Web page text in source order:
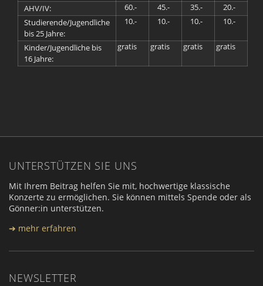
AHV/IV:
60.- 45.- 35.-
20.-
Studierende/Jugendliche
bis 25 Jahre:
10.- 10.- 10.- 10.-
Kinder/Jugendliche bis
16 Jahre:
gratis gratis gratis gratis
UNTERSTÜTZEN SIE UNS
Mit Ihrem Beitrag helfen Sie mit, hochwertige klassische
Konzerte zu ermöglichen. Sie können mittels Spende oder als
Gönner:in unterstützen.
➔ mehr erfahren
NEWSLETTER